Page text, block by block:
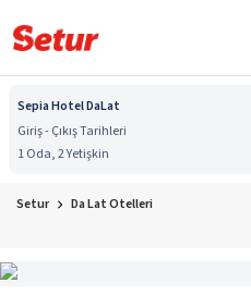
Sepia Hotel DaLat
Giriş - Çıkış Tarihleri
1 Oda, 2 Yetişkin
Setur Da Lat Otelleri